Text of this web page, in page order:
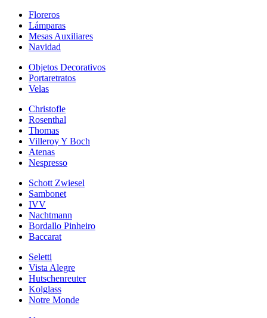
Floreros
Lámparas
Mesas Auxiliares
Navidad
Objetos Decorativos
Portaretratos
Velas
Christofle
Rosenthal
Thomas
Villeroy Y Boch
Atenas
Nespresso
Schott Zwiesel
Sambonet
IVV
Nachtmann
Bordallo Pinheiro
Baccarat
Seletti
Vista Alegre
Hutschenreuter
Kolglass
Notre Monde